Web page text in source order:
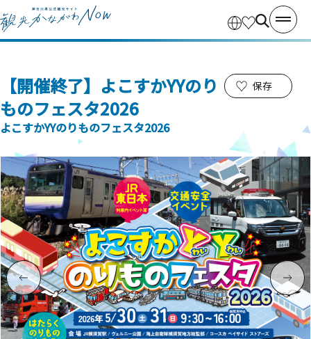
【開催終了】よこすかYYのり
ものフェスタ2026
よこすかYYのりものフェスタ2026
保存